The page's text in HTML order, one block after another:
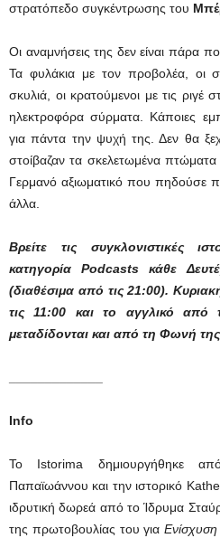
στρατόπεδο συγκέντρωσης του
Οι αναμνήσεις της δεν είναι πάρα
Τα φυλάκια με τον προβολέα, οι
σκυλιά, οι κρατούμενοι με τις
ηλεκτροφόρα σύρματα. Κάποιες
για πάντα την ψυχή της. Δεν θα
στοίβαζαν τα σκελετωμένα
Γερμανό αξιωματικό που πηδούσε
άλλα.
Βρείτε τις συγκλονιστικές
κατηγορίαPodcasts κάθε
(διαθέσιμα από τις 21:00).
τις 11:00 και το αγγλικό από
μεταδίδονται και από τη Φωνή
Info
Το Istorima δημιουργήθηκε
Παπαϊωάννου και την ιστορικό
ιδρυτική δωρεά από το Ίδρυμα
της πρωτοβουλίας του για